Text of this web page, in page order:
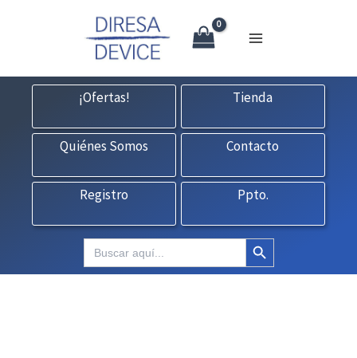
consultas@fedbuy.es| Formulario | Tlf.
¡Ofertas!
Tienda
Quiénes Somos Contacto
Registro Ppto.
Buscar: Botón de búsqueda